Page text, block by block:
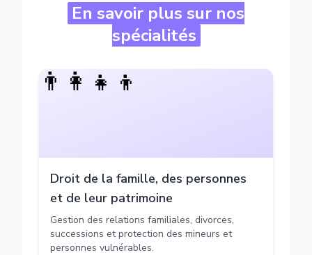
En savoir plus sur nos
spécialités
👨‍👩‍👧‍👦
Droit de la famille, des personnes
et de leur patrimoine
Gestion des relations familiales, divorces,
successions et protection des mineurs et
personnes vulnérables.